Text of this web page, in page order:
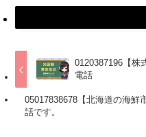
0120387196【株
電話
05017838678【北海道の海鮮
話です。